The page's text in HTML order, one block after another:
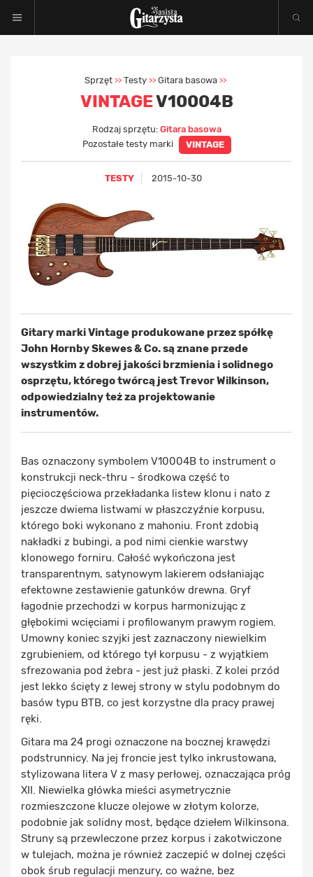
Sprzęt >> Testy >> Gitara basowa >>
VINTAGEV10004B
Rodzaj sprzętu: Gitara basowa
Pozostałe testy marki
VINTAGE
TESTY 2015-10-30
Gitary marki Vintage produkowane przez spółkę
John Hornby Skewes & Co. są znane przede
wszystkim z dobrej jakości brzmienia i solidnego
osprzętu, którego twórcą jest Trevor Wilkinson,
odpowiedzialny też za projektowanie
instrumentów.
Bas oznaczony symbolem V10004B to instrument o
konstrukcji neck-thru - środkowa część to
pięcioczęściowa przekładanka listew klonu i nato z
jeszcze dwiema listwami w płaszczyźnie korpusu,
którego boki wykonano z mahoniu. Front zdobią
nakładki z bubingi, a pod nimi cienkie warstwy
klonowego forniru. Całość wykończona jest
transparentnym, satynowym lakierem odsłaniając
efektowne zestawienie gatunków drewna. Gryf
łagodnie przechodzi w korpus harmonizując z
głębokimi wcięciami i profilowanym prawym rogiem.
Umowny koniec szyjki jest zaznaczony niewielkim
zgrubieniem, od którego tył korpusu - z wyjątkiem
sfrezowania pod żebra - jest już płaski. Z kolei przód
jest lekko ścięty z lewej strony w stylu podobnym do
basów typu BTB, co jest korzystne dla pracy prawej
ręki.
Gitara ma 24 progi oznaczone na bocznej krawędzi
podstrunnicy. Na jej froncie jest tylko inkrustowana,
stylizowana litera V z masy perłowej, oznaczająca próg
XII. Niewielka główka mieści asymetrycznie
rozmieszczone klucze olejowe w złotym kolorze,
podobnie jak solidny most, będące dziełem Wilkinsona.
Struny są przewleczone przez korpus i zakotwiczone
w tulejach, można je również zaczepić w dolnej części
obok śrub regulacji menzury, co ważne, bez